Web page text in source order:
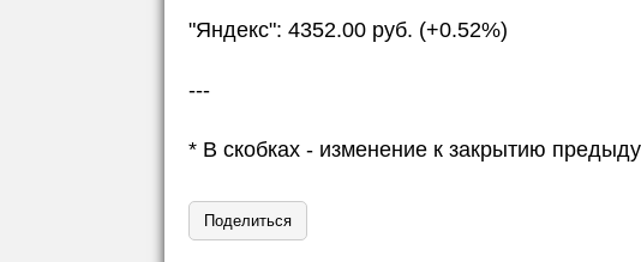
"Яндекс": 4352.00 руб. (+0.52%)
---
* В скобках - изменение к закрытию
Поделиться